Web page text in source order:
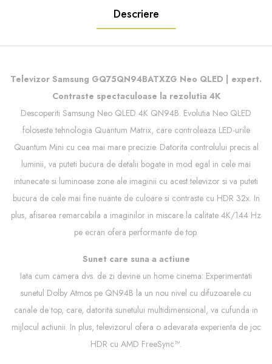
Descriere
Televizor Samsung GQ75QN94BATXZG Neo QLED | expert.
Contraste spectaculoase la rezolutia 4K
Descoperiti Samsung Neo QLED 4K QN94B. Evolutia Neo QLED
foloseste tehnologia Quantum Matrix, care controleaza LED-urile
Quantum Mini cu cea mai mare precizie. Datorita controlului precis al
luminii, va puteti bucura de detalii bogate in mod egal in cele mai
intunecate si luminoase zone ale imaginii cu acest televizor si va puteti
bucura de cele mai fine nuante de culoare si contraste cu HDR 32x. In
plus, afisarea remarcabila a imaginilor in miscare la calitate 4K/144 Hz
pe ecran ofera performante de top.
Sunet care suna a actiune
Iata cum camera dvs. de zi devine un home cinema: Experimentati
sunetul Dolby Atmos pe QN94B la un nou nivel cu difuzoarele cu
canale de top, care, datorita sunetului multidimensional, va cufunda in
mijlocul actiunii. In plus, televizorul ofera o adevarata experienta de joc
HDR cu AMD FreeSync™.